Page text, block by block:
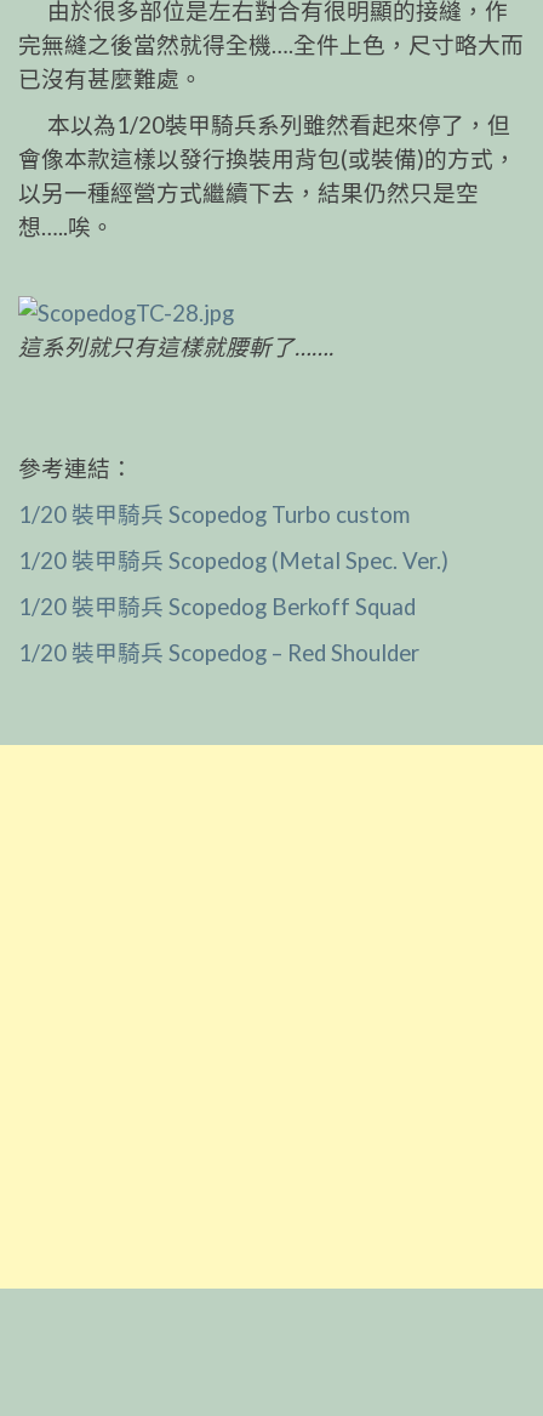
由於很多部位是左右對合有很明顯的接縫，作
完無縫之後當然就得全機….全件上色，尺寸略大而
已沒有甚麼難處。
本以為1/20裝甲騎兵系列雖然看起來停了，但
會像本款這樣以發行換裝用背包(或裝備)的方式，
以另一種經營方式繼續下去，結果仍然只是空
想…..唉。
這系列就只有這樣就腰斬了…….
參考連結：
1/20 裝甲騎兵 Scopedog Turbo custom
1/20 裝甲騎兵 Scopedog (Metal Spec. Ver.)
1/20 裝甲騎兵 Scopedog Berkoff Squad
1/20 裝甲騎兵 Scopedog – Red Shoulder